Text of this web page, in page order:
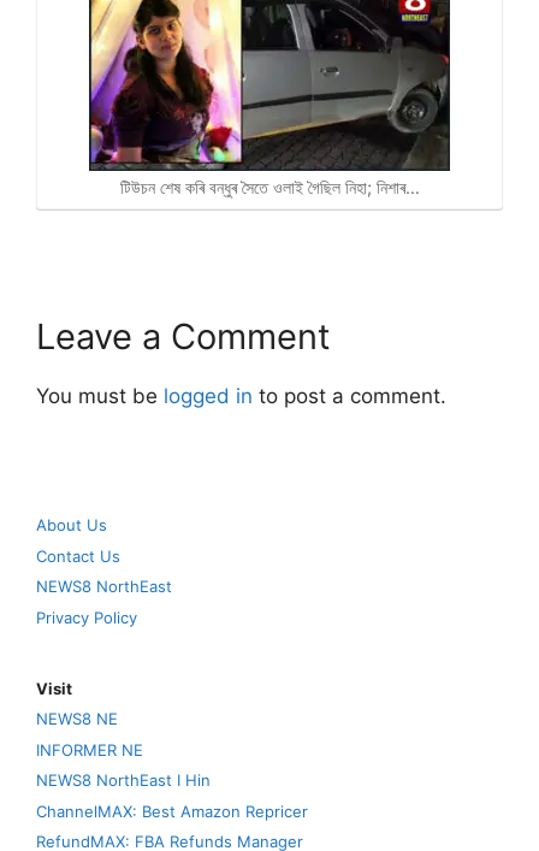
টিউচন শেষ কৰি বন্ধুৰ সৈতে ওলাই গৈছিল নিহা; নিশাৰ…
Leave a Comment
You must be logged in to post a comment.
About Us
Contact Us
NEWS8 NorthEast
Privacy Policy
Visit
NEWS8 NE
INFORMER NE
NEWS8 NorthEast I Hin
ChannelMAX: Best Amazon Repricer
RefundMAX: FBA Refunds Manager